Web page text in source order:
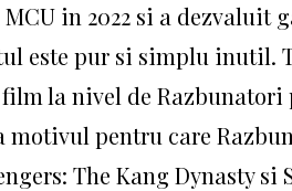
in 2022 si a dezvaluit
este pur si simplu inutil.
la nivel de Razbunatori
motivul pentru care
The Kang Dynasty si